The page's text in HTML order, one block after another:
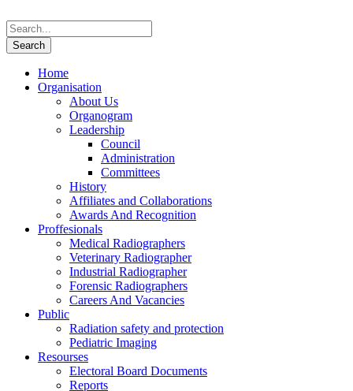
Home
Organisation
About Us
Organogram
Leadership
Council
Administration
Committees
History
Affiliates and Collaborations
Awards And Recognition
Proffesionals
Medical Radiographers
Veterinary Radiographer
Industrial Radiographer
Forensic Radiographers
Careers And Vacancies
Public
Radiation safety and protection
Pediatric Imaging
Resourses
Electoral Board Documents
Reports